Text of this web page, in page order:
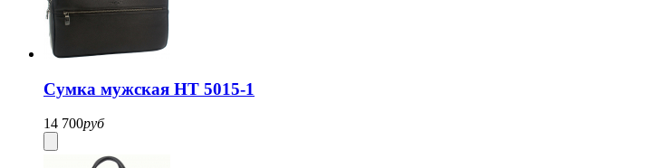
Сумка мужская HT 5015-1
14 700руб